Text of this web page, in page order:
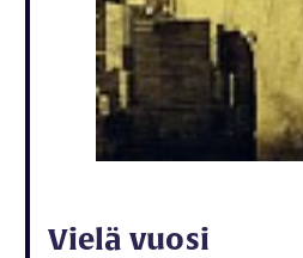
Vielä vuosi